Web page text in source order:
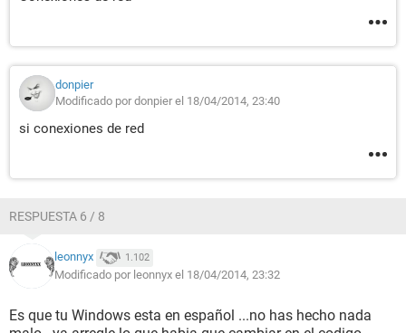
donpier
Modificado por donpier el 18/04/2014, 23:40
si conexiones de red
RESPUESTA 6 / 8
leonnyx 1.102
Modificado por leonnyx el 18/04/2014, 23:32
Es que tu Windows esta en español ...no has hecho nada